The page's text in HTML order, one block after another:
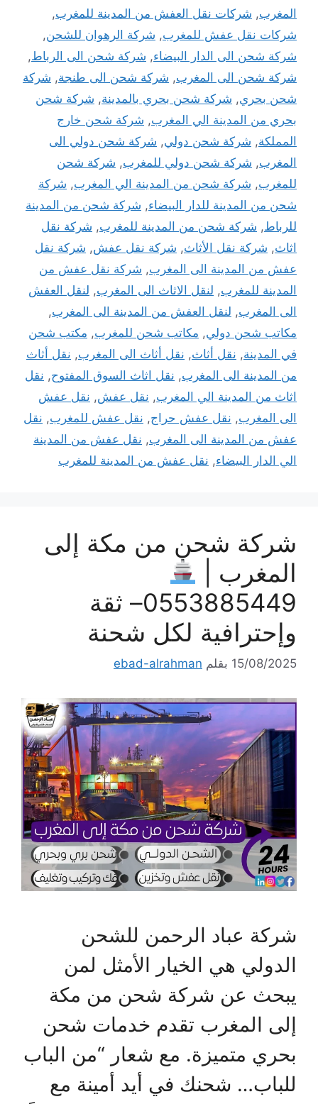
المغرب, شركات نقل العفش من المدينة للمغرب,
شركات نقل عفش للمغرب, شركة الرهوان للشحن,
شركة شحن الى الدار البيضاء, شركة شحن الى الرباط,
شركة شحن الى المغرب, شركة شحن الى طنجة, شركة
شحن بحري, شركة شحن بحري بالمدينة, شركة شحن
بحري من المدينة الي المغرب, شركة شحن خارج
المملكة, شركة شحن دولي, شركة شحن دولي الى
المغرب, شركة شحن دولي للمغرب, شركة شحن
للمغرب, شركة شحن من المدينة الي المغرب, شركة
شحن من المدينة للدار البيضاء, شركة شحن من المدينة
للرباط, شركة شحن من المدينة للمغرب, شركة نقل
اثاث, شركة نقل الأثاث, شركة نقل عفش, شركة نقل
عفش من المدينة الى المغرب, شركة نقل عفش من
المدينة للمغرب, لنقل الاثاث الى المغرب, لنقل العفش
الى المغرب, لنقل العفش من المدينة الى المغرب,
مكاتب شحن دولي, مكاتب شحن للمغرب, مكتب شحن
في المدينة, نقل أثاث, نقل أثاث الى المغرب, نقل أثاث
من المدينة الى المغرب, نقل اثاث السوق المفتوح, نقل
اثاث من المدينة الي المغرب, نقل عفش, نقل عفش
الى المغرب, نقل عفش حراج, نقل عفش للمغرب, نقل
عفش من المدينة الى المغرب, نقل عفش من المدينة
الي الدار البيضاء, نقل عفش من المدينة للمغرب
شركة شحن من مكة إلى
المغرب |
0553885449– ثقة
وإحترافية لكل شحنة
15/08/2025 بقلم ebad-alrahman
شركة عباد الرحمن للشحن
الدولي هي الخيار الأمثل لمن
يبحث عن شركة شحن من مكة
إلى المغرب تقدم خدمات شحن
بحري متميزة. مع شعار “من الباب
للباب… شحنك في أيد أمينة مع